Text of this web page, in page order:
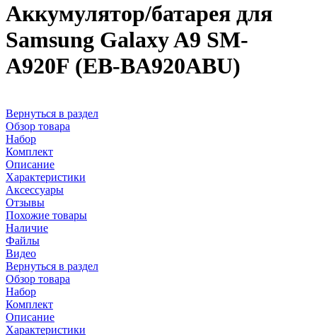
Аккумулятор/батарея для
Samsung Galaxy A9 SM-
A920F (EB-BA920ABU)
Вернуться в раздел
Обзор товара
Набор
Комплект
Описание
Характеристики
Аксессуары
Отзывы
Похожие товары
Наличие
Файлы
Видео
Вернуться в раздел
Обзор товара
Набор
Комплект
Описание
Характеристики